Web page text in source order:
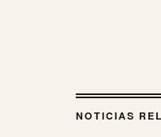
NOTICIAS